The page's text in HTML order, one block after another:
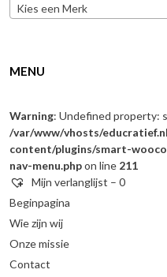
Kies een Merk
MENU
Warning: Undefined property:
/var/www/vhosts/
content/plugins/smart-
nav-menu.phpon line 211
Mijn verlanglijst – 0
Beginpagina
Wie zijn wij
Onze missie
Contact